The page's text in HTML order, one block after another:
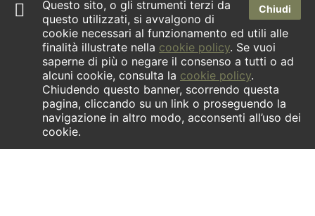
Chiudi
Questo sito, o gli strumenti terzi da
questo utilizzati, si avvalgono di
cookie necessari al funzionamento ed utili alle
finalità illustrate nella cookie policy. Se vuoi
saperne di più o negare il consenso a tutti o ad
alcuni cookie, consulta la cookie policy.
Chiudendo questo banner, scorrendo questa
pagina, cliccando su un link o proseguendo la
navigazione in altro modo, acconsenti all’uso dei
cookie.
Dove siamo
Newsletter
Facebook
Instagram